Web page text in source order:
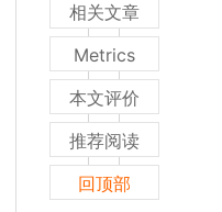
相关文章
Metrics
本文评价
推荐阅读
回顶部